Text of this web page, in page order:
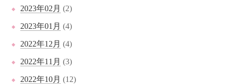
2023年02月 (2)
2023年01月 (4)
2022年12月 (4)
2022年11月 (3)
2022年10月 (12)